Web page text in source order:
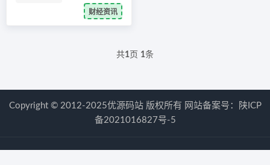
财经资讯
共1 页 1条
Copyright © 2012-2025优源码站 版权所有 网站备案号：
陕ICP
备2021016827号-5